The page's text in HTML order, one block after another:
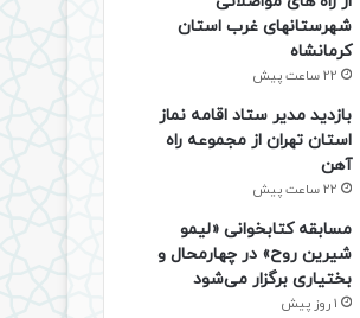
شهرستانهای غرب استان
کرمانشاه
22 ساعت پیش
بازدید مدیر ستاد اقامه نماز
استان تهران از مجموعه راه
آهن
22 ساعت پیش
مسابقه کتابخوانی «لیمو
شیرین روح» در چهارمحال و
بختیاری برگزار می‌شود
1 روز پیش